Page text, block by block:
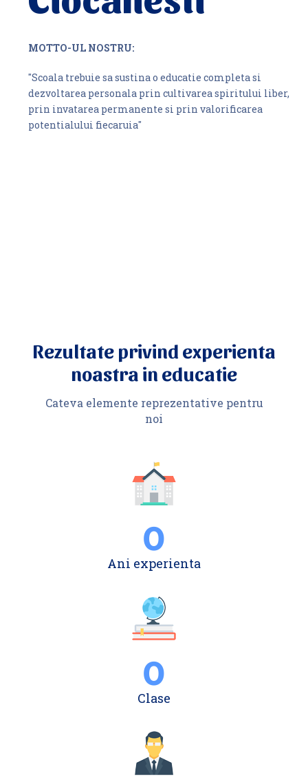
MOTTO-UL NOSTRU:
"Scoala trebuie sa sustina o educatie completa si
dezvoltarea personala prin cultivarea spiritului liber,
prin invatarea permanente si prin valorificarea
potentialului fiecaruia"
Rezultate privind experienta
noastra in educatie
Cateva elemente reprezentative pentru
noi
0
Ani experienta
0
Clase